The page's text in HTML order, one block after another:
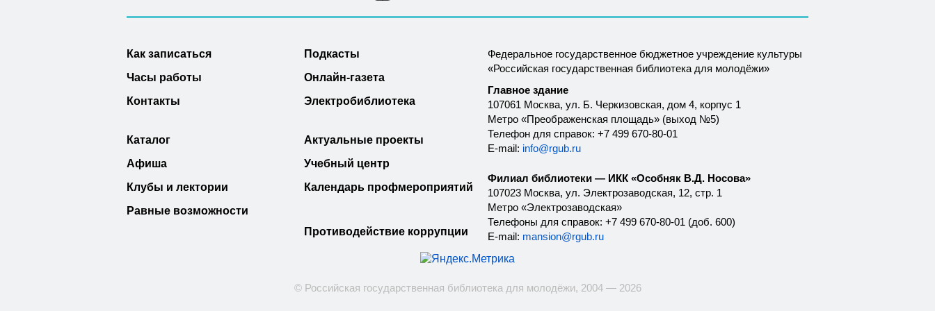
Как записаться
Часы работы
Контакты
Каталог
Афиша
Клубы и лектории
Равные возможности
Подкасты
Онлайн-газета
Электробиблиотека
Актуальные проекты
Учебный центр
Календарь профмероприятий
Противодействие коррупции
Федеральное государственное бюджетное учреждение культуры
«Российская государственная библиотека для молодёжи»
Главное здание
107061 Москва, ул. Б. Черкизовская, дом 4, корпус 1
Метро «Преображенская площадь» (выход №5)
Телефон для справок: +7 499 670-80-01
E-mail: info@rgub.ru
Филиал библиотеки — ИКК «Особняк В.Д. Носова»
107023 Москва, ул. Электрозаводская, 12, стр. 1
Метро «Электрозаводская»
Телефоны для справок: +7 499 670-80-01 (доб. 600)
E-mail: mansion@rgub.ru
© Российская государственная библиотека для молодёжи, 2004 — 2026